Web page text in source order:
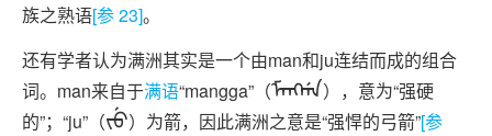
族之熟语[参 23]。
还有学者认为满洲其实是一个由man和ju连结而成的组合
词。man来自于满语“mangga”（ᠮᠠᠩᡤᠠ），意为“强硬
的”；“ju”（ᠵᡠ）为箭，因此满洲之意是“强悍的弓箭”[参